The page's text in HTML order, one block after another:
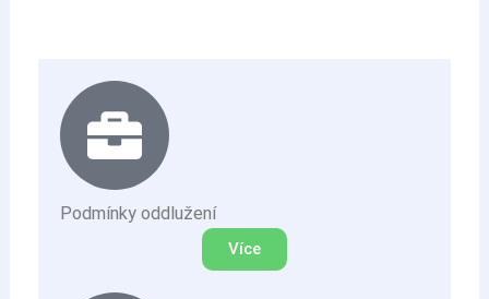
Podmínky oddlužení
Více